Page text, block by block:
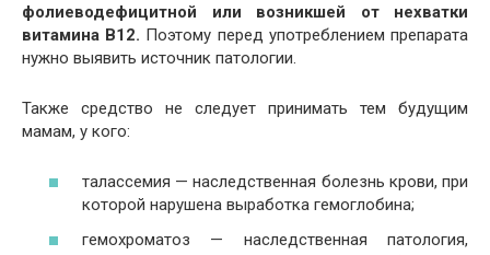
фолиеводефицитной или возникшей от нехватки
витамина В12. Поэтому перед употреблением препарата
нужно выявить источник патологии.
Также средство не следует принимать тем будущим
мамам, у кого:
талассемия — наследственная болезнь крови, при
которой нарушена выработка гемоглобина;
гемохроматоз — наследственная патология,